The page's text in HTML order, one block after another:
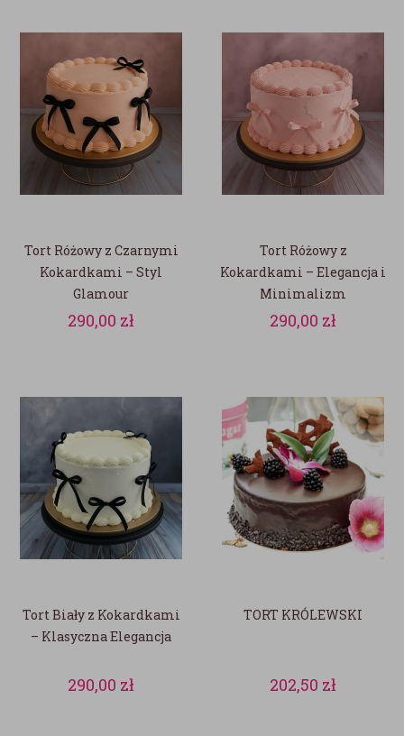
Tort Różowy z Czarnymi
Kokardkami – Styl
Glamour
290,00 zł
Tort Różowy z
Kokardkami – Elegancja i
Minimalizm
290,00 zł
Tort Biały z Kokardkami
– Klasyczna Elegancja
290,00 zł
TORT KRÓLEWSKI
202,50 zł